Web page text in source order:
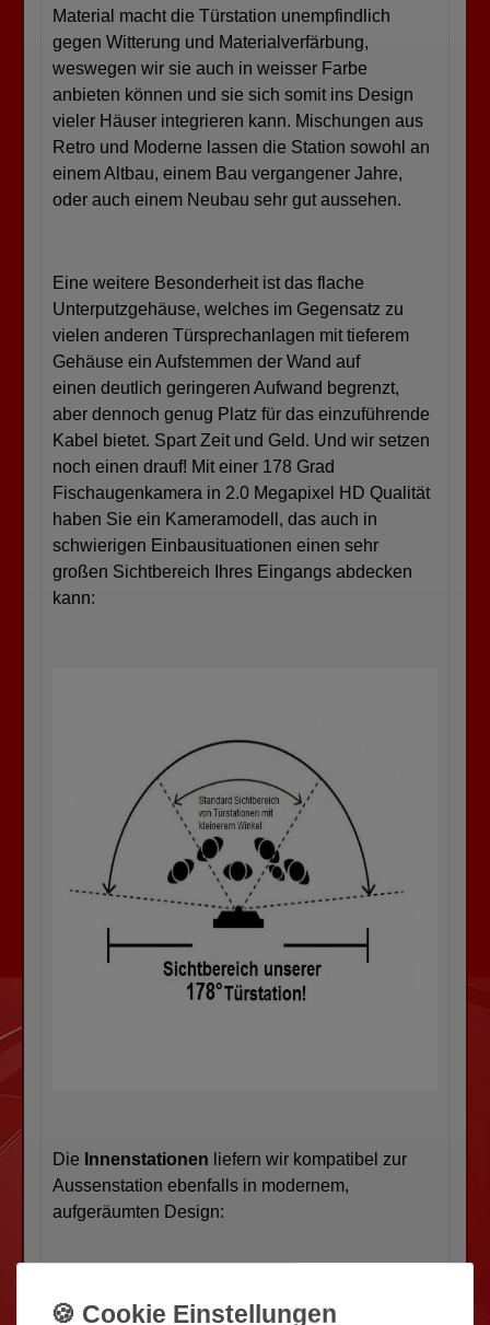
Material macht die Türstation unempfindlich
gegen Witterung und Materialverfärbung,
weswegen wir sie auch in weisser Farbe
anbieten können und sie sich somit ins Design
vieler Häuser integrieren kann. Mischungen aus
Retro und Moderne lassen die Station sowohl an
einem Altbau, einem Bau vergangener Jahre,
oder auch einem Neubau sehr gut aussehen.
Eine weitere Besonderheit ist das flache
Unterputzgehäuse, welches im Gegensatz zu
vielen anderen Türsprechanlagen mit tieferem
Gehäuse ein Aufstemmen der Wand auf
einen deutlich geringeren Aufwand begrenzt,
aber dennoch genug Platz für das einzuführende
Kabel bietet. Spart Zeit und Geld. Und wir setzen
noch einen drauf! Mit einer 178 Grad
Fischaugenkamera in 2.0 Megapixel HD Qualität
haben Sie ein Kameramodell, das auch in
schwierigen Einbausituationen einen sehr
großen Sichtbereich Ihres Eingangs abdecken
kann:
Die Innenstationen liefern wir kompatibel zur
Aussenstation ebenfalls in modernem,
aufgeräumten Design: